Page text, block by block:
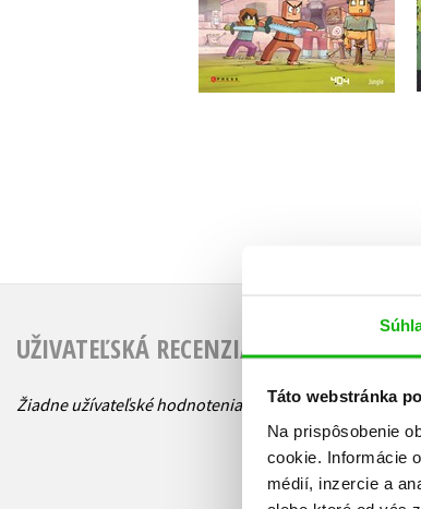
Táto webstránka
Na prispôsobenie
cookie. Informácie
médií, inzercie a
Do košíka
UŽIVATEĽSKÁ RECENZIA
Žiadne užívateľské hodnotenia nie sú dostupné.